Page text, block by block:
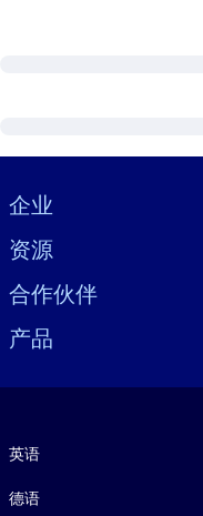
Visually hidden Text
企业
资源
合作伙伴
产品
英语
德语